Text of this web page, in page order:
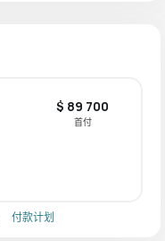
$ 89 700
首付
付款计划